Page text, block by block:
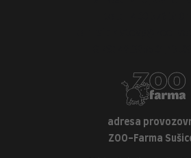
adresa
ZOO-Farma